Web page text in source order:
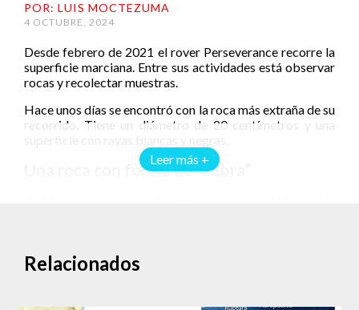
Leer más +
POR: LUIS MOCTEZUMA
4 OCTUBRE, 2024
Desde febrero de 2021 el rover Perseverance recorre la
superficie marciana. Entre sus actividades está observar
rocas y recolectar muestras.
Hace unos días se encontró con la roca más extraña de su
recorrido. Tiene un diámetro de 20 centímetros y una
Una roca con forma de “cebra”
Originalmente se le dio el nombre de “Freya Castle”. Se
eligió a la Mastcam-Z para hacer una observación
Relacionados